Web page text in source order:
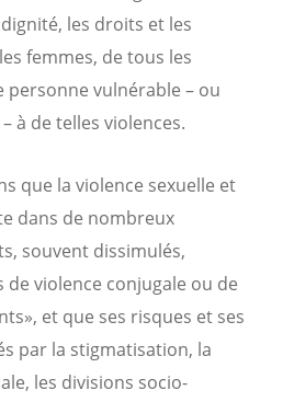
les droits et les
femmes, de tous les
personne vulnérable – ou
à de telles violences.
que la violence sexuelle et
dans de nombreux
souvent dissimulés,
de violence conjugale ou de
et que ses risques et ses
par la stigmatisation, la
les divisions socio-